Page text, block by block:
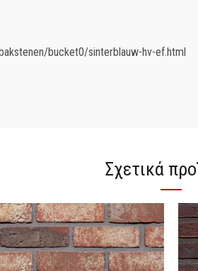
bucket0/sinterblauw-hv-ef.html
Σχετικά